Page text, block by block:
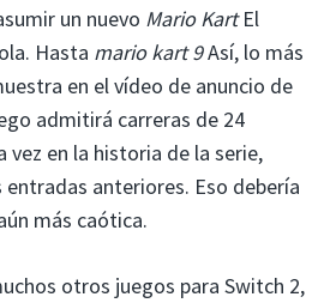
un nuevo Mario KartEl
Hasta mario kart 9Así, lo más
en el vídeo de anuncio de
admitirá carreras de 24
vez en la historia de la serie,
anteriores. Eso debería
más caótica.
otros juegos para Switch 2,